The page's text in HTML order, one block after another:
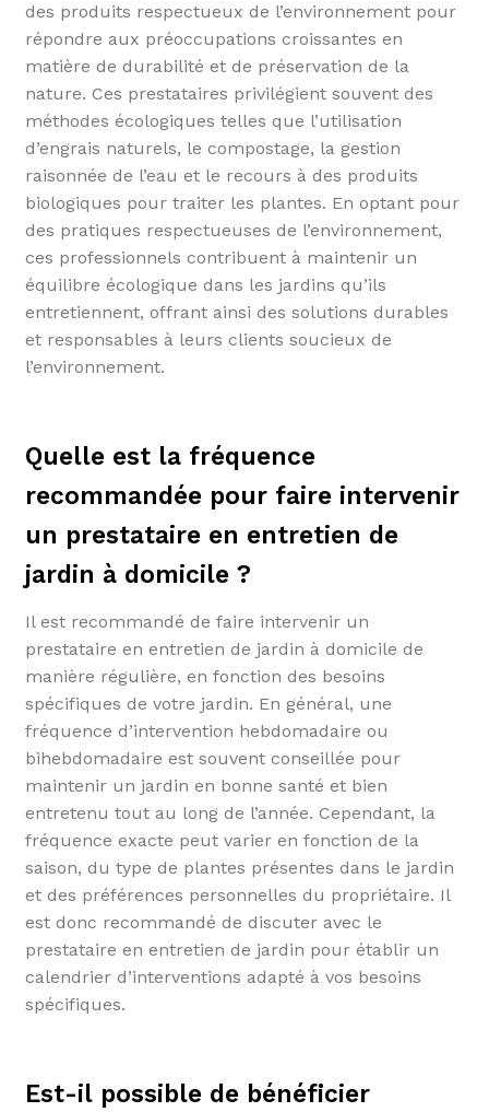
des produits respectueux de l’environnement pour
répondre aux préoccupations croissantes en
matière de durabilité et de préservation de la
nature. Ces prestataires privilégient souvent des
méthodes écologiques telles que l’utilisation
d’engrais naturels, le compostage, la gestion
raisonnée de l’eau et le recours à des produits
biologiques pour traiter les plantes. En optant pour
des pratiques respectueuses de l’environnement,
ces professionnels contribuent à maintenir un
équilibre écologique dans les jardins qu’ils
entretiennent, offrant ainsi des solutions durables
et responsables à leurs clients soucieux de
l’environnement.
Quelle est la fréquence
recommandée pour faire intervenir
un prestataire en entretien de
jardin à domicile ?
Il est recommandé de faire intervenir un
prestataire en entretien de jardin à domicile de
manière régulière, en fonction des besoins
spécifiques de votre jardin. En général, une
fréquence d’intervention hebdomadaire ou
bihebdomadaire est souvent conseillée pour
maintenir un jardin en bonne santé et bien
entretenu tout au long de l’année. Cependant, la
fréquence exacte peut varier en fonction de la
saison, du type de plantes présentes dans le jardin
et des préférences personnelles du propriétaire. Il
est donc recommandé de discuter avec le
prestataire en entretien de jardin pour établir un
calendrier d’interventions adapté à vos besoins
spécifiques.
Est-il possible de bénéficier